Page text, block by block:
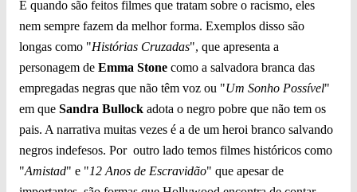
E quando são feitos filmes que tratam sobre o racismo, eles
nem sempre fazem da melhor forma. Exemplos disso são
longas como "Histórias Cruzadas", que apresenta a
personagem de Emma Stone como a salvadora branca das
empregadas negras que não têm voz ou "Um Sonho Possível"
em que Sandra Bullock adota o negro pobre que não tem os
pais. A narrativa muitas vezes é a de um heroi branco salvando
negros indefesos. Por outro lado temos filmes históricos como
"Amistad" e "12 Anos de Escravidão" que apesar de